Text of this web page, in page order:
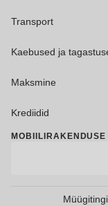
Transport
Kaebused ja
Maksmine
Krediidid